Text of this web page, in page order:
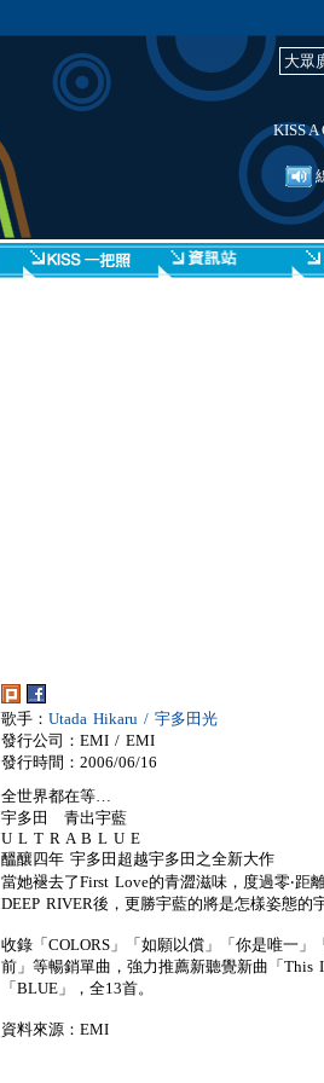
大眾
KISS A
歌手： Utada Hikaru / 宇多田光
發行公司：EMI / EMI
發行時間：2006/06/16
全世界都在等…
宇多田 青出宇藍
U L T R A B L U E
醞釀四年 宇多田超越宇多田之全新大作
當她褪去了First Love的青澀滋味，度過零‧距
DEEP RIVER後，更勝宇藍的將是怎樣姿態的
收錄「COLORS」「如願以償」「你是唯一」
前」等暢銷單曲，強力推薦新聽覺新曲「This
「BLUE」，全13首。
資料來源：EMI